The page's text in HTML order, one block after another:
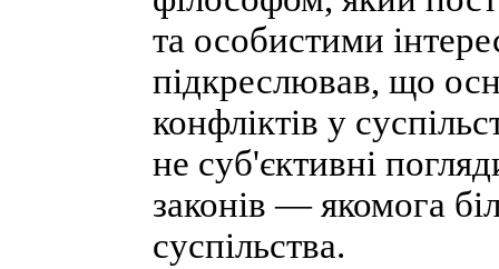
та особистими
підкреслював, що
конфліктів у
не суб'єктивні
законів — якомога
суспільства.